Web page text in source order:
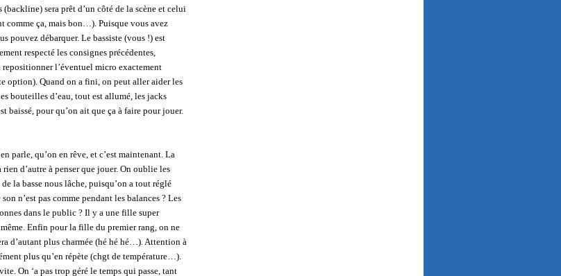
sera prêt d’un côté de la scène et celui
comme ça, mais bon…). Puisque vous avez
pouvez débarquer. Le bassiste (vous !) est
respecté les consignes précédentes,
l’éventuel micro exactement
option). Quand on a fini, on peut aller aider les
bouteilles d’eau, tout est allumé, les jacks
baissé, pour qu’on ait que ça à faire pour jouer.
parle, qu’on en rêve, et c’est maintenant. La
d’autre à penser que jouer. On oublie les
la basse nous lâche, puisqu’on a tout réglé
n’est pas comme pendant les balances ? Les
dans le public ? Il y a une fille super
Enfin pour la fille du premier rang, on ne
d’autant plus charmée (hé hé hé…). Attention à
plus qu’en répète (chgt de température…).
On ‘a pas trop géré le temps qui passe, tant